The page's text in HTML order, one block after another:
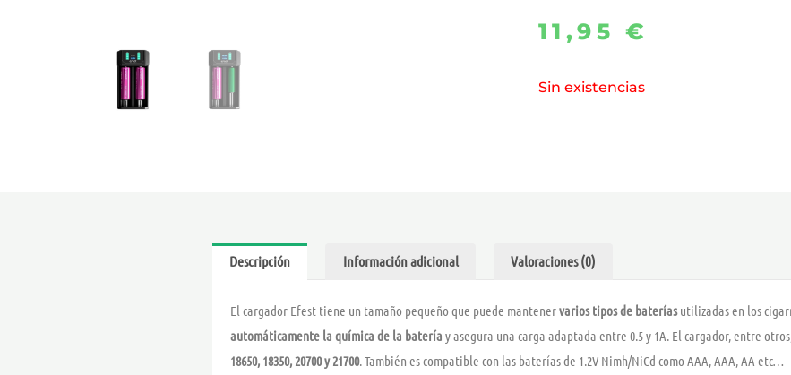
11,95€
Sin existencias
Descripción Información adicional Valoraciones (0)
El cargador Efest tiene un tamaño pequeño que puede mantenervarios tipos de bateríasutilizadas en los
automáticamente la química de la batería y asegura una carga adaptada entre 0.5 y 1A. El cargador, entre
18650, 18350, 20700 y 21700. También es compatible con las baterías de 1.2V Nimh/NiCd como AAA, AAA, AA etc…